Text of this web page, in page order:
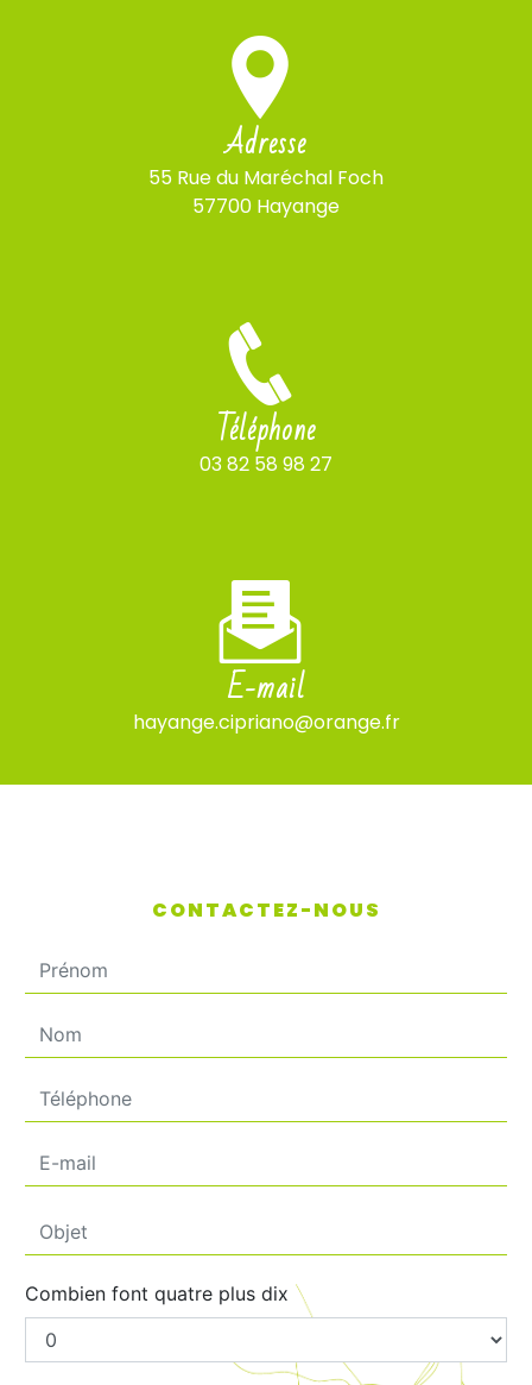
Adresse
55 Rue du Maréchal Foch
57700 Hayange
Téléphone
03 82 58 98 27
E-mail
hayange.cipriano@orange.fr
CONTACTEZ-NOUS
Combien font quatre plus dix